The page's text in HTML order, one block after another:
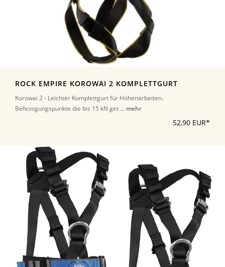
ROCK EMPIRE KOROWAI 2 KOMPLETTGURT
Korowai 2 - Leichter Komplettgurt für Höhenarbeiten.
Befestigungspunkte die bis 15 kN get ... mehr
52,90 EUR*